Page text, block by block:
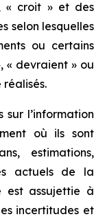
« croit » et des
selon lesquelles
ou certains
« devraient » ou
réalisés.
sur l’information
où ils sont
estimations,
actuels de la
est assujettie à
incertitudes et